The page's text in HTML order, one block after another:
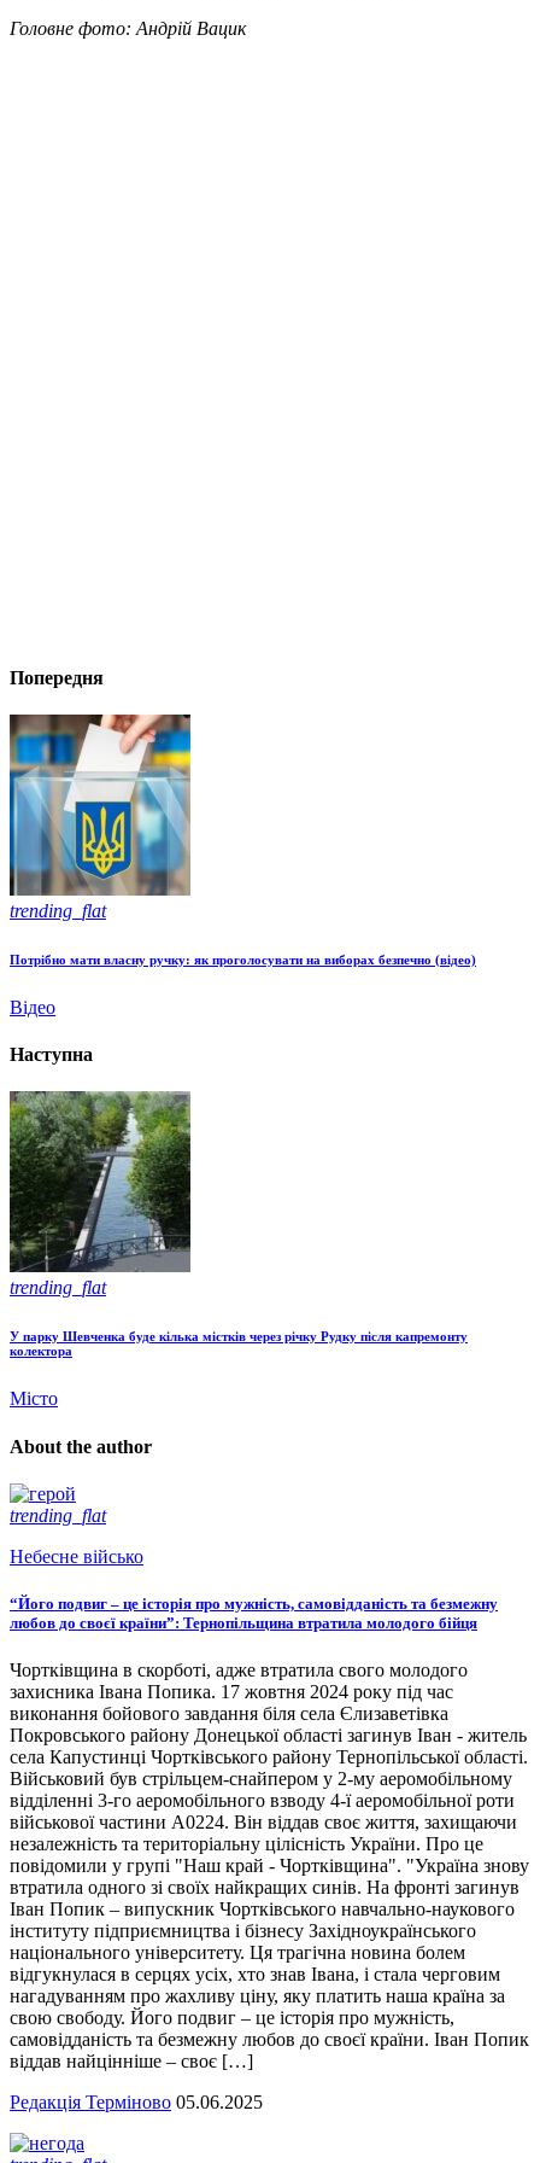
Головне фото: Андрій Вацик
Попередня
trending_flat
Потрібно мати власну ручку: як проголосувати на виборах безпечно (відео)
Відео
Наступна
trending_flat
У парку Шевченка буде кілька містків через річку Рудку після капремонту
колектора
Місто
About the author
trending_flat
Небесне військо
“Його подвиг – це історія про мужність, самовідданість та безмежну
любов до своєї країни”: Тернопільщина втратила молодого бійця
Чортківщина в скорботі, адже втратила свого молодого
захисника Івана Попика. 17 жовтня 2024 року під час
виконання бойового завдання біля села Єлизаветівка
Покровського району Донецької області загинув Іван - житель
села Капустинці Чортківського району Тернопільської області.
Військовий був стрільцем-снайпером у 2-му аеромобільному
відділенні 3-го аеромобільного взводу 4-ї аеромобільної роти
військової частини А0224. Він віддав своє життя, захищаючи
незалежність та територіальну цілісність України. Про це
повідомили у групі "Наш край - Чортківщина". "Україна знову
втратила одного зі своїх найкращих синів. На фронті загинув
Іван Попик – випускник Чортківського навчально-наукового
інституту підприємництва і бізнесу Західноукраїнського
національного університету. Ця трагічна новина болем
відгукнулася в серцях усіх, хто знав Івана, і стала черговим
нагадуванням про жахливу ціну, яку платить наша країна за
свою свободу. Його подвиг – це історія про мужність,
самовідданість та безмежну любов до своєї країни. Іван Попик
віддав найцінніше – своє […]
Редакція Терміново 05.06.2025